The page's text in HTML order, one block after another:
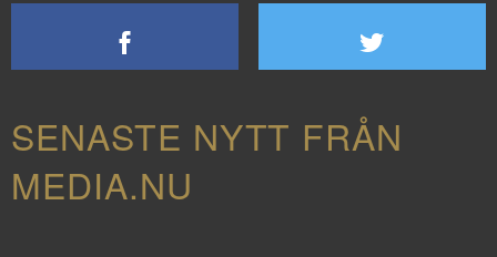
SENASTE NYTT FRÅN
MEDIA.NU